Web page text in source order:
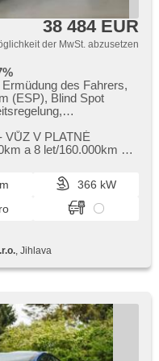
38 484 EUR
der MwSt. abzusetzen
des Fahrers,
(ESP), Blind Spot
Tempomat,
mit
Frontscheibe,
des Kofferraums,
Sitze, isofix, El.
Leuchten, Vorderlichter
(PEBS),
(RCTA), 360°
jízdy v jízdním pruhu,
jízdního pruhu,
automatické přepínání
VŮZ V PLATNÉ
a 8 let/160.000km na
366 kW
, Jihlava